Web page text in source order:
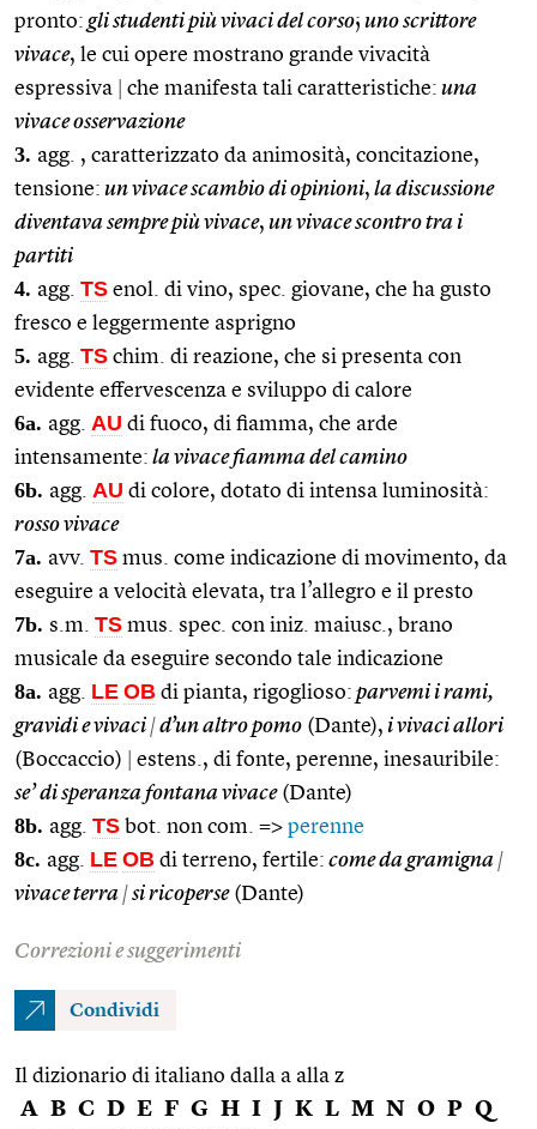
pronto: gli studenti più vivaci del corso; uno scrittore
vivace, le cui opere mostrano grande vivacità
espressiva
che manifesta tali caratteristiche: una
vivace osservazione
3. agg. , caratterizzato da animosità, concitazione,
tensione: un vivace scambio di opinioni, la discussione
diventava sempre più vivace, un vivace scontro tra i
partiti
4. agg. TS enol. di vino, spec. giovane, che ha gusto
fresco e leggermente asprigno
5. agg. TS chim. di reazione, che si presenta con
evidente effervescenza e sviluppo di calore
6a. agg. AU di fuoco, di fiamma, che arde
intensamente: la vivace fiamma del camino
6b. agg. AU di colore, dotato di intensa luminosità:
rosso vivace
7a. avv. TS mus. come indicazione di movimento, da
eseguire a velocità elevata, tra l’allegro e il presto
7b. s.m. TS mus. spec. con iniz. maiusc., brano
musicale da eseguire secondo tale indicazione
8a. agg. LE OB di pianta, rigoglioso: parvemi i rami,
gravidi e vivaci |d’un altro pomo (Dante), i vivaci allori
(Boccaccio)
estens., di fonte, perenne, inesauribile:
se’ di speranza fontana vivace(Dante)
8b. agg. TS bot. non com. => perenne
8c. agg. LE OB di terreno, fertile: come da gramigna |
vivace terra |si ricoperse(Dante)
Correzioni e suggerimenti
Condividi
Il dizionario di italiano dalla a alla z
A B C D E F G H I J K L M N O P Q